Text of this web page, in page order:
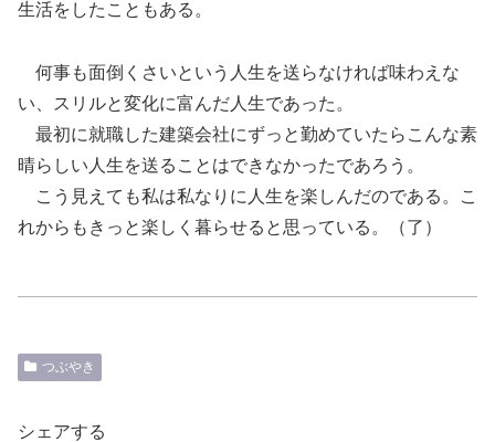
生活をしたこともある。
何事も面倒くさいという人生を送らなければ味わえな
い、スリルと変化に富んだ人生であった。
最初に就職した建築会社にずっと勤めていたらこんな素
晴らしい人生を送ることはできなかったであろう。
こう見えても私は私なりに人生を楽しんだのである。こ
れからもきっと楽しく暮らせると思っている。（了）
つぶやき
シェアする